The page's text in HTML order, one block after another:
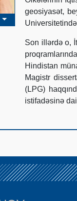
geosiyasət,
Son illərdə o,
Hindistan
Magistr
(LPG)
istifadəsinə